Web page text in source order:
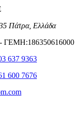
Πάτρα, Ελλάδα
ΓΕΜΗ:186350616000
637 9363
600 7676